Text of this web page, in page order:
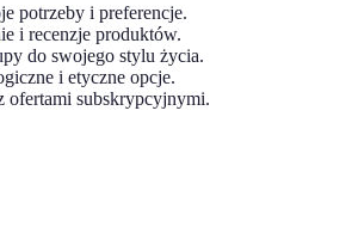
potrzeby i preferencje.
i recenzje produktów.
do swojego stylu życia.
i etyczne opcje.
ofertami subskrypcyjnymi.